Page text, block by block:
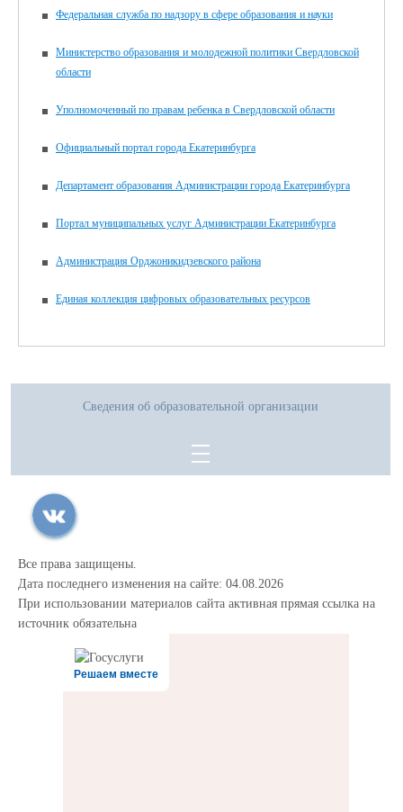
Федеральная служба по надзору в сфере образования и науки
Министерство образования и молодежной политики Свердловской
области
Уполномоченный по правам ребенка в Свердловской области
Официальный портал города Екатеринбурга
Департамент образования Администрации города Екатеринбурга
Портал муниципальных услуг Администрации Екатеринбурга
Администрация Орджоникидзевского района
Единая коллекция цифровых образовательных ресурсов
Сведения об образовательной организации
Все права защищены.
Дата последнего изменения на сайте: 04.08.2026
При использовании материалов сайта активная прямая ссылка на
источник обязательна
Решаем вместе